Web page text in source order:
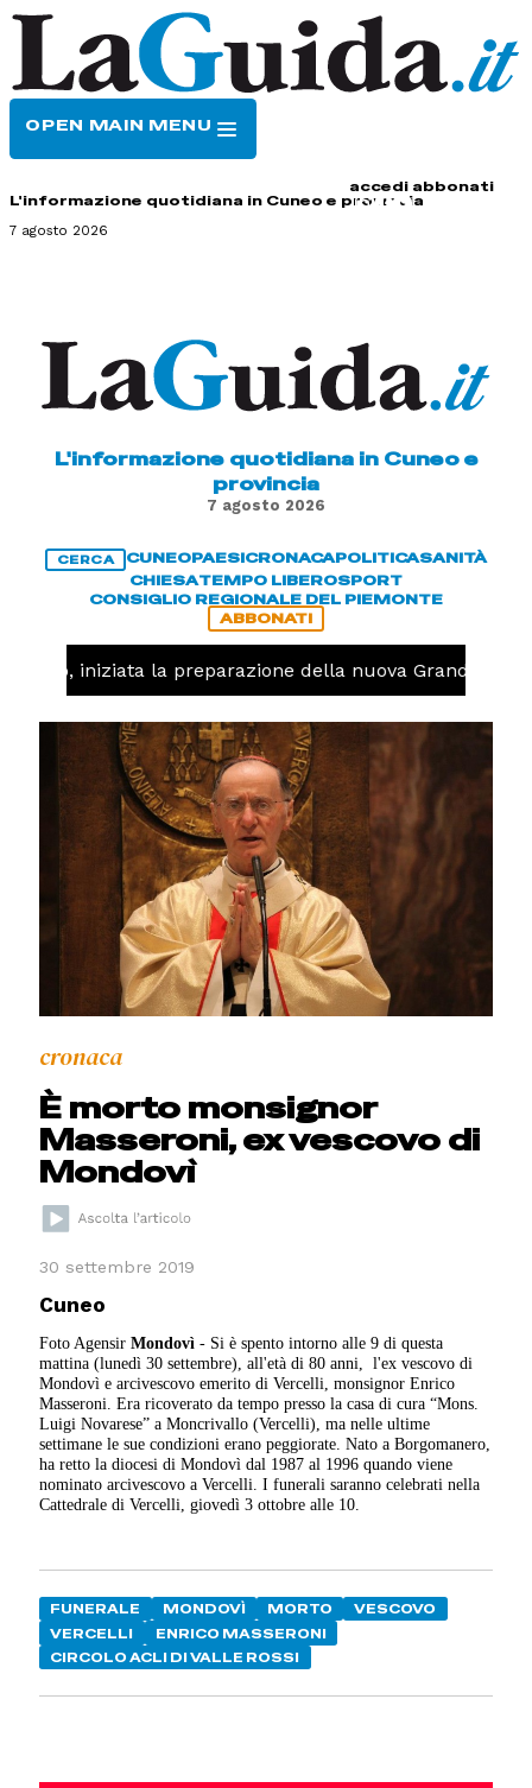
OPEN MAIN MENU
accedi abbonati
L'informazione quotidiana in Cuneo e provincia
7 agosto 2026
L'informazione quotidiana in Cuneo e
provincia
7 agosto 2026
CERCA CUNEOPAESICRONACAPOLITICASANITÀ
CHIESATEMPO LIBEROSPORT
CONSIGLIO REGIONALE DEL PIEMONTE
ABBONATI
iniziata la preparazione della nuova Granda Volley
cronaca
È morto monsignor
Masseroni, ex vescovo di
Mondovì
30 settembre 2019
Cuneo
Foto AgensirMondovì - Si è spento intorno alle 9 di questa
mattina (lunedì 30 settembre), all'età di 80 anni, l'ex vescovo di
Mondovì e arcivescovo emerito di Vercelli, monsignor Enrico
Masseroni. Era ricoverato da tempo presso la casa di cura “Mons.
Luigi Novarese” a Moncrivallo (Vercelli), ma nelle ultime
settimane le sue condizioni erano peggiorate. Nato a Borgomanero,
ha retto la diocesi di Mondovì dal 1987 al 1996 quando viene
nominato arcivescovo a Vercelli. I funerali saranno celebrati nella
Cattedrale di Vercelli, giovedì 3 ottobre alle 10.
FUNERALE MONDOVÌ MORTO
VESCOVO
VERCELLI
ENRICO MASSERONI
CIRCOLO ACLI DI VALLE ROSSI